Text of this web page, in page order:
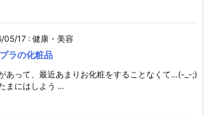
05/17 : 健康・美容
ラの化粧品
あって、最近あまりお化粧をすることなくて…(-_-;)
まにはしよう ...